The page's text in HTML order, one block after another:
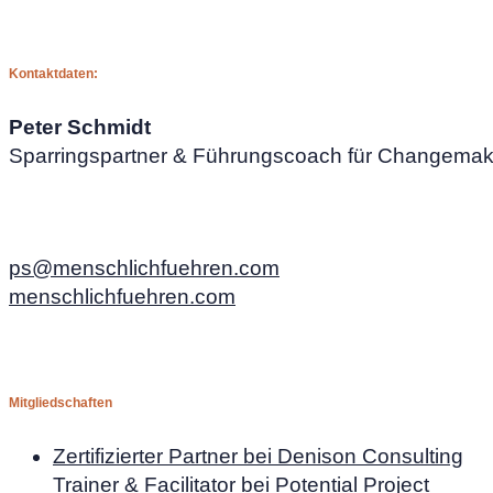
Kontaktdaten:
Peter Schmidt
Sparringspartner & Führungscoach für
ps@menschlichfuehren.com
menschlichfuehren.com
Mitgliedschaften
Zertifizierter Partner bei Denison Consulting
Trainer & Facilitator bei Potential Project